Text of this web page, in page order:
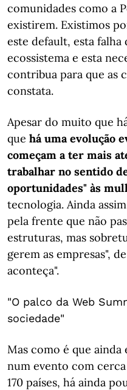
comunidades como a
existirem. Existimos
este default, esta falha
ecossistema e esta
contribua para que as
constata.
Apesar do muito que
que há uma evolução
começam a ter mais
trabalhar no sentido
oportunidades" às
tecnologia. Ainda
pela frente que não
estruturas, mas
gerem as empresas",
aconteça".
"O palco da Web
sociedade"
Mas como é que ainda
num evento com
170 países, há ainda